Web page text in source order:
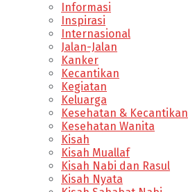
Informasi
Inspirasi
Internasional
Jalan-Jalan
Kanker
Kecantikan
Kegiatan
Keluarga
Kesehatan & Kecantikan
Kesehatan Wanita
Kisah
Kisah Muallaf
Kisah Nabi dan Rasul
Kisah Nyata